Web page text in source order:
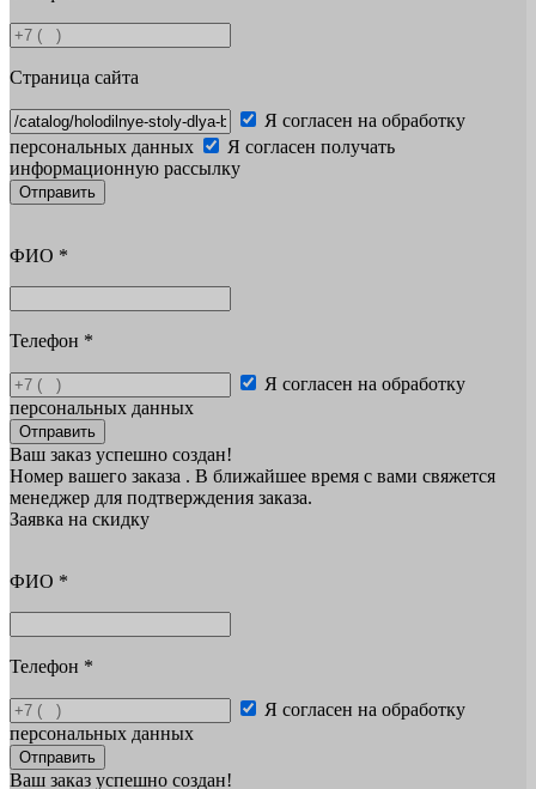
Страница сайта
Я согласен на обработку
персональных данных
Я согласен получать
информационную рассылку
Отправить
ФИО *
Телефон *
Я согласен на обработку
персональных данных
Отправить
Ваш заказ успешно создан!
Номер вашего заказа . В ближайшее время с вами свяжется
менеджер для подтверждения заказа.
Заявка на скидку
ФИО *
Телефон *
Я согласен на обработку
персональных данных
Отправить
Ваш заказ успешно создан!